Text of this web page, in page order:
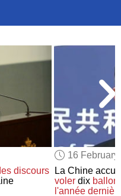
COLORS
discours
16
La Chine
voler dix
l'année